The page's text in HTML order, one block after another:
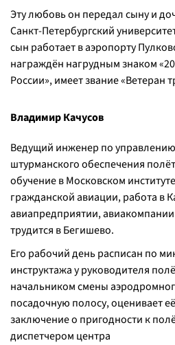
Эту любовь он передал сыну и
Санкт-Петербургский
сын работает в аэропорту
награждён нагрудным знаком
России», имеет звание «Ветеран
Владимир Качусов
Ведущий инженер по
штурманского обеспечения
обучение в Московском
гражданской авиации, работа в
авиапредприятии, авиакомпании
трудится в Бегишево.
Его рабочий день расписан по
инструктажа у руководителя
начальником смены
посадочную полосу, оценивает
заключение о пригодности к
диспетчером центра